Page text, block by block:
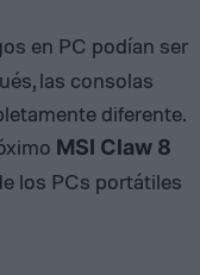
en PC podían ser
las consolas
diferente.
MSI Claw 8
los PCs portátiles